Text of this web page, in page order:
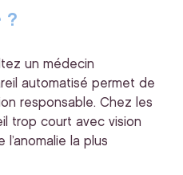
?
un médecin
automatisé permet de
responsable. Chez les
trop court avec vision
la plus